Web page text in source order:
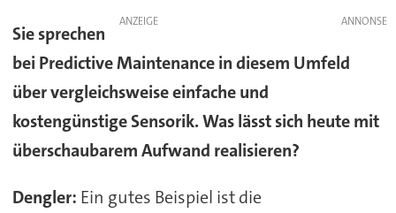
ANZEIGE
Sie sprechen
bei Predictive Maintenance in diesem Umfeld
über vergleichsweise einfache und
kostengünstige Sensorik. Was lässt sich heute mit
überschaubarem Aufwand realisieren?
Dengler: Ein gutes Beispiel ist die